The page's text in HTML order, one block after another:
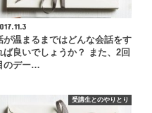
が温まるまではどんな会話をす
ば良いでしょうか？ また、2回
のデー…
受講生とのやりとり